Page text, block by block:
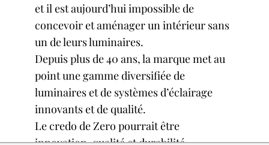
et il est aujourd’hui impossible de
concevoir et aménager un intérieur sans
un de leurs luminaires.
Depuis plus de 40 ans, la marque met au
point une gamme diversifiée de
luminaires et de systèmes d’éclairage
innovants et de qualité.
Le credo de Zero pourrait être